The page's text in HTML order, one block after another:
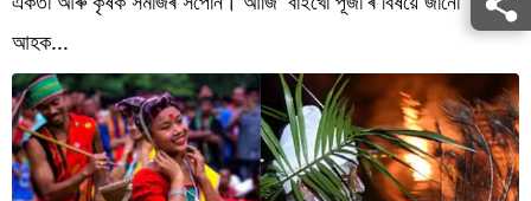
খেল
জীৱনশৈলী
বিশ্ব
আহক...